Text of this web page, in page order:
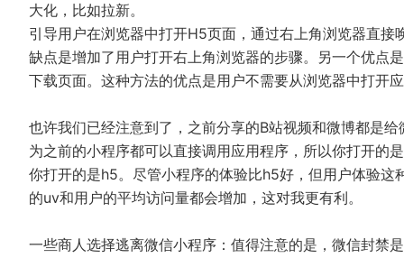
大化，比如拉新。
引导用户在浏览器中打开H5页面，通过右上角浏览器直
缺点是增加了用户打开右上角浏览器的步骤。另一个优点
下载页面。这种方法的优点是用户不需要从浏览器中打开
也许我们已经注意到了，之前分享的B站视频和微博都是
为之前的小程序都可以直接调用应用程序，所以你打开的
你打开的是h5。尽管小程序的体验比h5好，但用户体验
的uv和用户的平均访问量都会增加，这对我更有利。
一些商人选择逃离微信小程序：值得注意的是，微信封禁